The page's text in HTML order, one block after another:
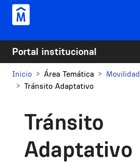
Pasar al contenido principal
Portal institucional
Inicio Área Temática
Movilidad
Tránsito Adaptativo
Tránsito
Adaptativo